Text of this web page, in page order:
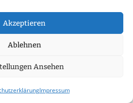
Akzeptieren
Ablehnen
Ansehen
Impressum
tätig sind. Diese
um bei technischen
oder anderen
zwischen
und Kommunen wird